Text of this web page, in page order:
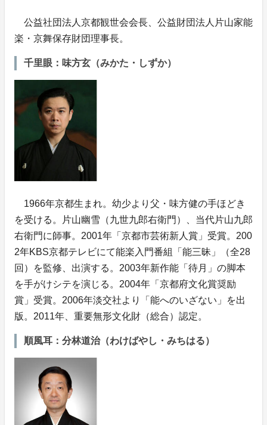
公益社団法人京都観世会会長、公益財団法人片山家能
楽・京舞保存財団理事長。
千里眼：味方玄（みかた・しずか）
1966年京都生まれ。幼少より父・味方健の手ほどき
を受ける。片山幽雪（九世九郎右衛門）、当代片山九郎
右衛門に師事。2001年「京都市芸術新人賞」受賞。200
2年KBS京都テレビにて能楽入門番組「能三昧」（全28
回）を監修、出演する。2003年新作能「待月」の脚本
を手がけシテを演じる。2004年「京都府文化賞奨励
賞」受賞。2006年淡交社より「能へのいざない」を出
版。2011年、重要無形文化財（総合）認定。
順風耳：分林道治（わけばやし・みちはる）